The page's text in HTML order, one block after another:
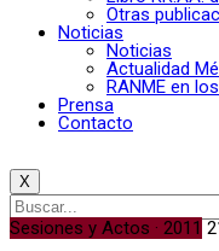
Otras
Noticias
Noticias
Actualidad
RANME en
Prensa
Contacto
X
Sesiones y Actos · 2011